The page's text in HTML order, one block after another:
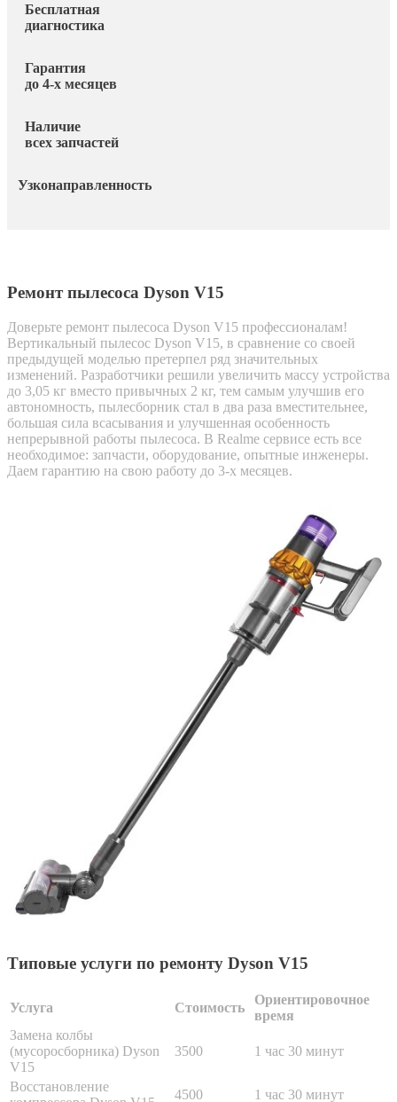
Бесплатная
диагностика
Гарантия
до 4-х месяцев
Наличие
всех запчастей
Узконаправленность
Ремонт пылесоса Dyson V15
Доверьте ремонт пылесоса Dyson V15 профессионалам!
Вертикальный пылесос Dyson V15, в сравнение со своей
предыдущей моделью претерпел ряд значительных
изменений. Разработчики решили увеличить массу устройства
до 3,05 кг вместо привычных 2 кг, тем самым улучшив его
автономность, пылесборник стал в два раза вместительнее,
большая сила всасывания и улучшенная особенность
непрерывной работы пылесоса. В Realme сервисе есть все
необходимое: запчасти, оборудование, опытные инженеры.
Даем гарантию на свою работу до 3-х месяцев.
Типовые услуги по ремонту Dyson V15
Услуга Стоимость
Ориентировочное
время
Замена колбы
(мусоросборника) Dyson
V15
3500 1 час 30 минут
Восстановление
4500 1 час 30 минут